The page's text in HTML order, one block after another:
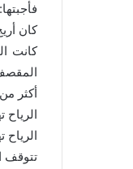
كان
كانت
أكثر
تتوقف